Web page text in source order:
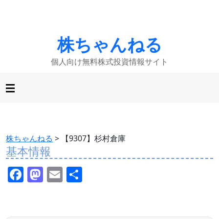
株ちゃんねる
個人向け無料株式投資情報サイト
株ちゃんねる > 【9307】杉村倉庫
基本情報
F M E